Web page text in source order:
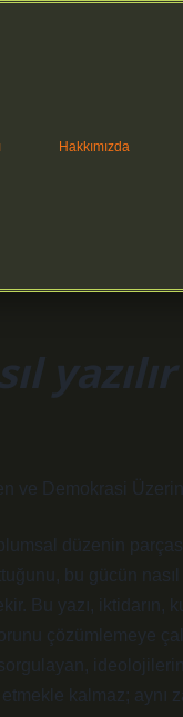
Hakkımızda
ve Demokrasi
düzenin
bu gücün nasıl
Bu yazı, iktidarın,
çözümlemeye
kalmaz; aynı